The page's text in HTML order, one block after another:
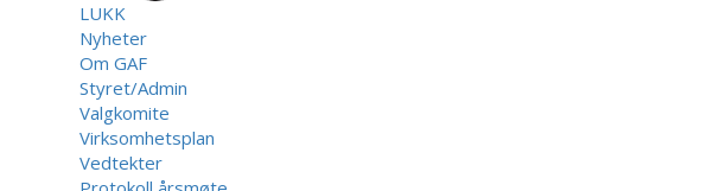
LUKK
Nyheter
Om GAF
Styret/Admin
Valgkomite
Virksomhetsplan
Vedtekter